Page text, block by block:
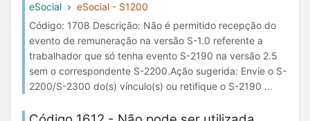
eSocial
eSocial - S1200
Código: 1708 Descrição: Não é permitido recepção do
evento de remuneração na versão S-1.0 referente a
trabalhador que só tenha evento S-2190 na versão 2.5
sem o correspondente S-2200.Ação sugerida: Envie o S-
2200/S-2300 do(s) vínculo(s) ou retifique o S-2190 ...